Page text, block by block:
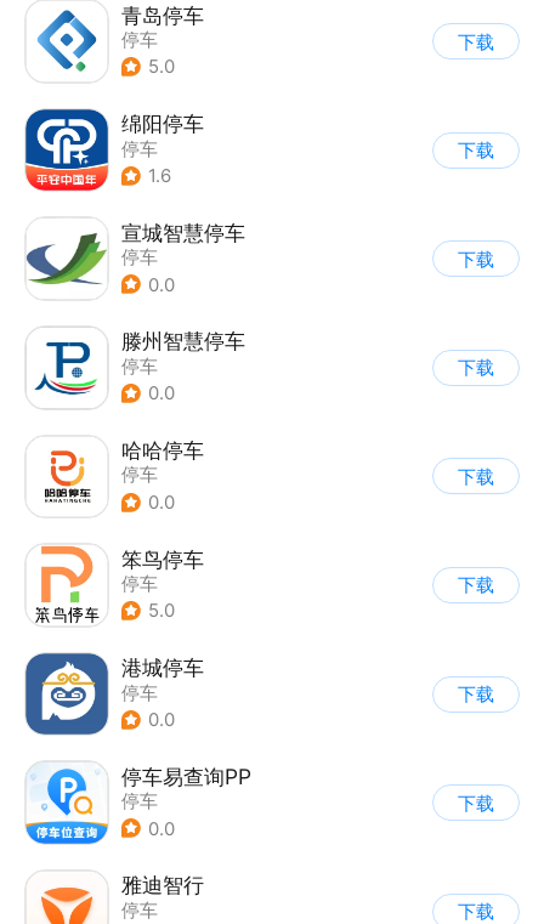
青岛停车
停车
5.0
下载
绵阳停车
停车
1.6
下载
宣城智慧停车
停车
0.0
下载
滕州智慧停车
停车
0.0
下载
哈哈停车
停车
0.0
下载
笨鸟停车
停车
5.0
下载
港城停车
停车
0.0
下载
停车易查询PP
停车
0.0
下载
雅迪智行
停车
下载